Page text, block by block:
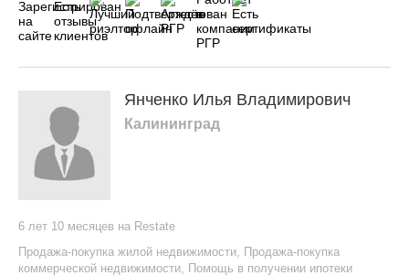
Янченко Илья Владимирович
Калининград
6 лет 10 месяцев на Restate
Продажа-покупка жилой недвижимости, Продажа-покупка
коммерческой недвижимости, Помощь в получении ипотеки